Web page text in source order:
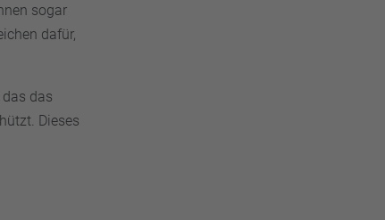
sogar
dafür,
das
Dieses